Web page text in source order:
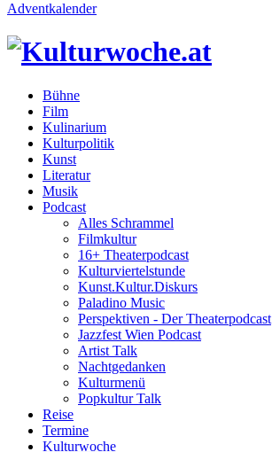
Adventkalender
Bühne
Film
Kulinarium
Kulturpolitik
Kunst
Literatur
Musik
Podcast
Alles Schrammel
Filmkultur
16+ Theaterpodcast
Kulturviertelstunde
Kunst.Kultur.Diskurs
Paladino Music
Perspektiven - Der Theaterpodcast
Jazzfest Wien Podcast
Artist Talk
Nachtgedanken
Kulturmenü
Popkultur Talk
Reise
Termine
Kulturwoche